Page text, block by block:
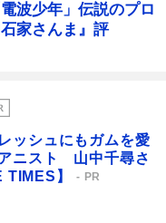
波少年」伝説のプロ
家さんま』評
ッシュにもガムを愛
ニスト 山中千尋さ
TIMES】
PR